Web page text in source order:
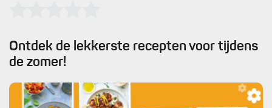
Ontdek de lekkerste recepten voor tijdens
de zomer!